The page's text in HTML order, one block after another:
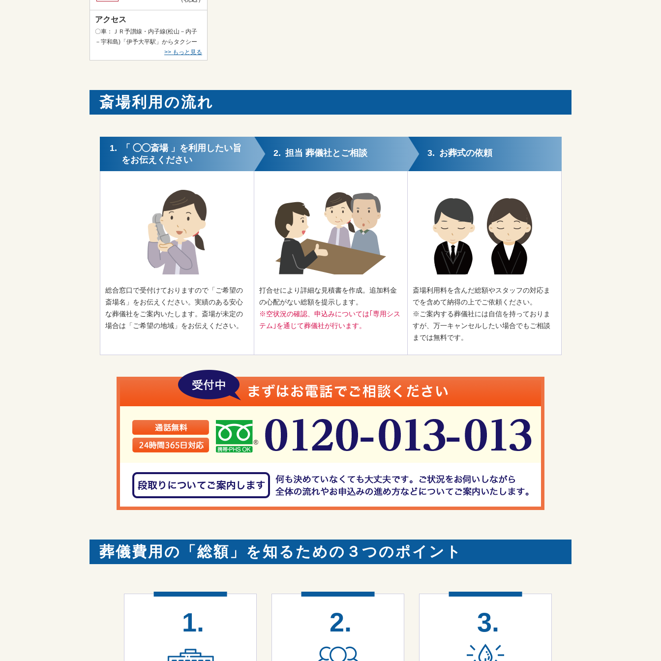
アクセス
〇車：ＪＲ予讃線・内子線(松山－内子
－宇和島)「伊予大平駅」からタクシー
>> もっと見る
斎場利用の流れ
1.
「 ◯◯斎場 」を利用したい旨
をお伝えください
総合窓口で受付けておりますので「ご希望の
斎場名」をお伝えください。実績のある安心
な葬儀社をご案内いたします。斎場が未定の
場合は「ご希望の地域」をお伝えください。
2. 担当 葬儀社とご相談
打合せにより詳細な見積書を作成。追加料金
の心配がない総額を提示します。
※空状況の確認、申込みについては｢専用シス
テム｣を通じて葬儀社が行います。
3. お葬式の依頼
斎場利用料を含んだ総額やスタッフの対応ま
でを含めて納得の上でご依頼ください。
※ご案内する葬儀社には自信を持っておりま
すが、万一キャンセルしたい場合でもご相談
までは無料です。
葬儀費用の「総額」を知るための３つのポイント
1. 2. 3.